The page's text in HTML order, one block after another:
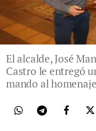
El alcalde, José
Castro le entregó
mando al